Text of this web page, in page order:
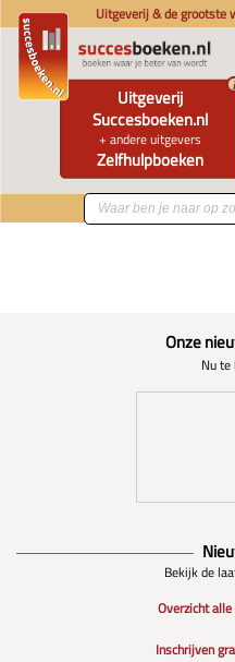
Uitgeverij & de grootste
Uitgeverij
Succesboeken.nl
+ andere uitgevers
Zelfhulpboeken
i
Onze
Nu te
Bekijk de
Overzicht
Inschrijven